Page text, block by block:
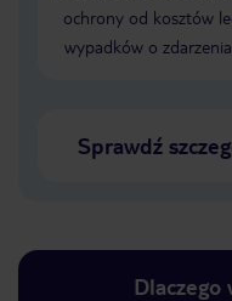
ochrony od kosztów
wypadków o
Sprawdź
Dlaczego